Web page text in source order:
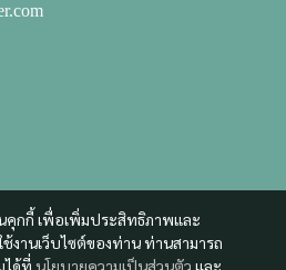
คุกกี้ เพื่อเพิ่มประสิทธิภาพและ
งานเว็บไซต์ของท่าน ท่านสามารถ
ได้ที่ นโยบายความเป็นส่วนตัว และ